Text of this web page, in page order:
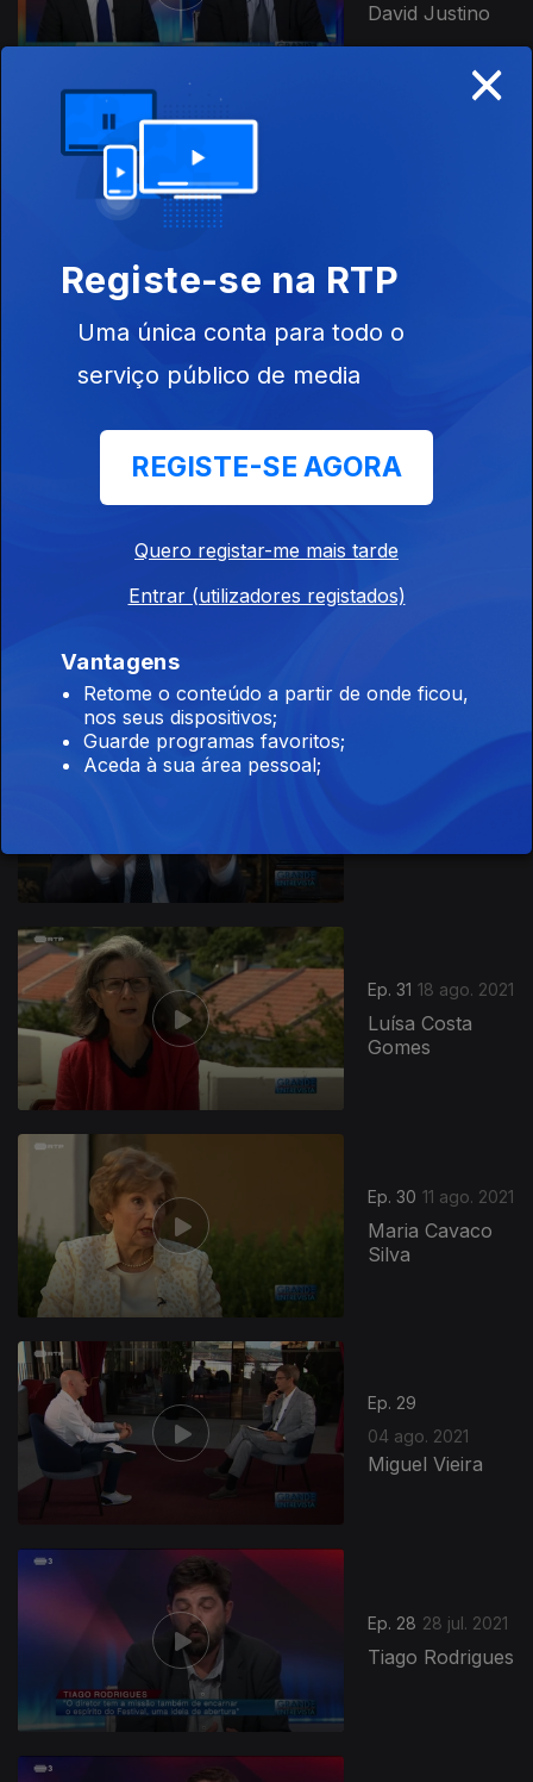
David Justino
João Leão
Marcelino
Ep. 31 18 ago. 2021
Luísa Costa
Gomes
Ep. 30 11 ago. 2021
Maria Cavaco
Silva
Ep. 29
04 ago. 2021
Miguel Vieira
Ep. 28 28 jul. 2021
Tiago Rodrigues
×
Registe-se na RTP
Uma única conta para todo o
serviço público de media
REGISTE-SE AGORA
Quero registar-me mais tarde
Entrar (utilizadores registados)
Vantagens
Retome o conteúdo a partir de onde ficou,
nos seus dispositivos;
Guarde programas favoritos;
Aceda à sua área pessoal;